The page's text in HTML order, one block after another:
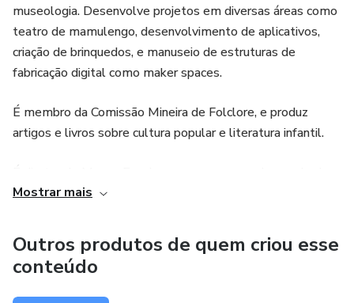
museologia. Desenvolve projetos em diversas áreas como
teatro de mamulengo, desenvolvimento de aplicativos,
criação de brinquedos, e manuseio de estruturas de
fabricação digital como maker spaces.
É membro da Comissão Mineira de Folclore, e produz
artigos e livros sobre cultura popular e literatura infantil.
robótica e museu do brinquedo.
Mostrar mais
Outros produtos de quem criou esse
conteúdo